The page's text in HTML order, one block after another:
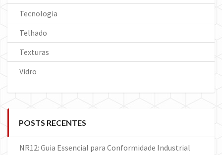
Tecnologia
Telhado
Texturas
Vidro
POSTS RECENTES
NR12: Guia Essencial para Conformidade Industrial